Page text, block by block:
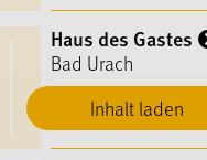
Inhalt laden
Haus des Gastes
Bad Urach